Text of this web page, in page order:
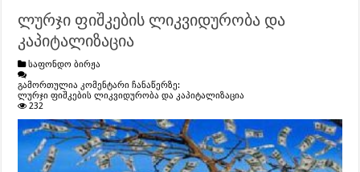
ლურჯი ფიშკების ლიკვიდურობა და
კაპიტალიზაცია
საფონდო ბირჟა
გამორთულია კომენტარი ჩანაწერზე:
ლურჯი ფიშკების ლიკვიდურობა და კაპიტალიზაცია
232